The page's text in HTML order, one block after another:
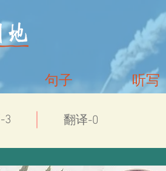
句子 听写
3 翻译-0